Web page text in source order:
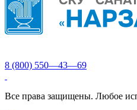
8 (800) 550—43—69
Все права защищены. Любое